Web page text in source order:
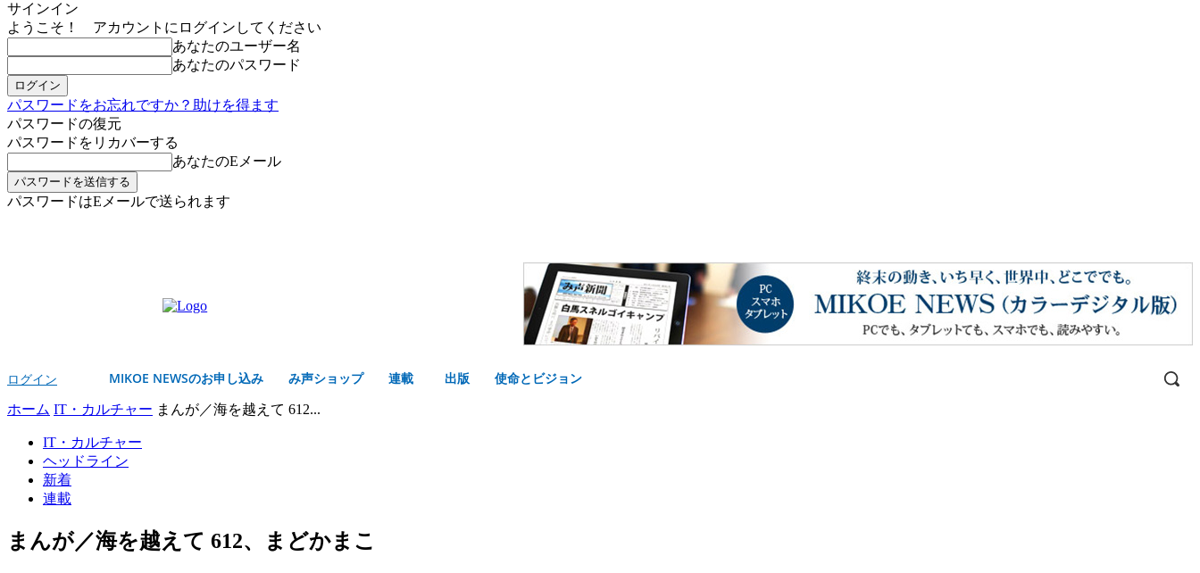
サインイン
ようこそ！ アカウントにログインしてください
あなたのユーザー名
あなたのパスワード
パスワードをお忘れですか？助けを得ます
パスワードの復元
パスワードをリカバーする
あなたのEメール
パスワードはEメールで送られます
ログイン MIKOE NEWSのお申し込み み声ショップ 連載 出版 使命とビジョン
ホーム IT・カルチャー まんが／海を越えて 612...
IT・カルチャー
ヘッドライン
新着
連載
まんが／海を越えて 612、まどかまこ